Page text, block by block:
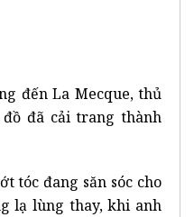
đến La Mecque, thủ
đã cải trang thành
tóc đang săn sóc cho
lạ lùng thay, khi anh